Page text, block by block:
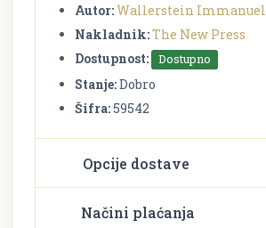
Autor:Wallerstein Immanuel
Nakladnik:The New Press
Dostupnost:
Dostupno
Stanje:Dobro
Šifra:59542
Opcije dostave
Načini plaćanja